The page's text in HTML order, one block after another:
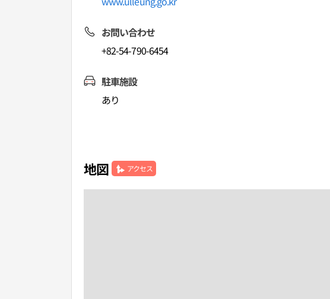
お問い合わせ
+82-54-790-6454
駐車施設
あり
地図 アクセス